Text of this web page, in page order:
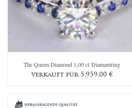
The Queen Diamond 1,00 ct Diamantring
verkauft für 5.959,00€